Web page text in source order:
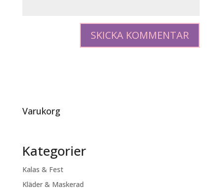
Varukorg
Kategorier
Kalas & Fest
Kläder & Maskerad